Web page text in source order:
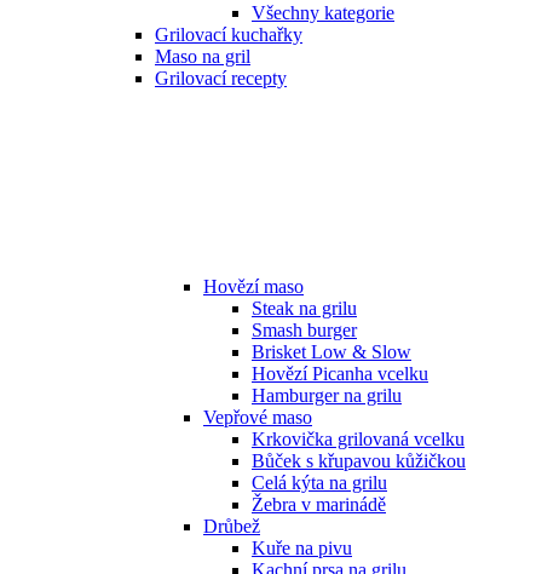
Všechny kategorie
Grilovací kuchařky
Maso na gril
Grilovací recepty
Hovězí maso
Steak na grilu
Smash burger
Brisket Low & Slow
Hovězí Picanha vcelku
Hamburger na grilu
Vepřové maso
Krkovička grilovaná vcelku
Bůček s křupavou kůžičkou
Celá kýta na grilu
Žebra v marinádě
Drůbež
Kuře na pivu
Kachní prsa na grilu